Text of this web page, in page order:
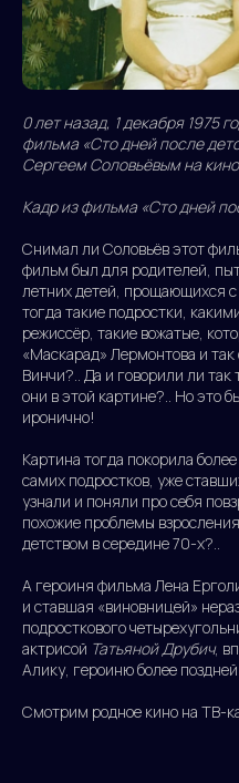
0 лет назад, 1 декабря 1975
фильма «Сто дней после
Сергеем Соловьёвым на
Кадр из фильма «Сто дней
Снимал ли Соловьёв этот
фильм был для родителей,
летних детей, прощающихся
тогда такие подростки,
режиссёр, такие вожатые,
«Маскарад» Лермонтова и
Винчи?.. Да и говорили ли так
они в этой картине?.. Но это
иронично!
Картина тогда покорила
самих подростков, уже
узнали и поняли про себя
похожие проблемы
детством в середине 70-х?..
А героиня фильма Лена
и ставшая «виновницей»
подросткового
актрисой Татьяной Друбич,
Алику, героиню более
Смотрим родное кино на ТВ-